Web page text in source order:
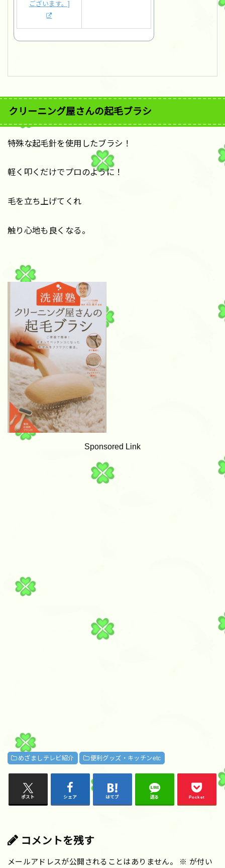
クリーニング屋さんの起毛ブラシ
特殊な起毛針を使用したブラシ！
軽く叩くだけでプロのように！
毛を立ち上げてくれ
触り心地も良くなる。
Sponsored Link
めざましテレビ紹介 便利グッズ・キッチンetc
ポスト シェア はてブ 送る Pocket
コメントを残す
メールアドレスが公開されることはありません。 ※ が付い